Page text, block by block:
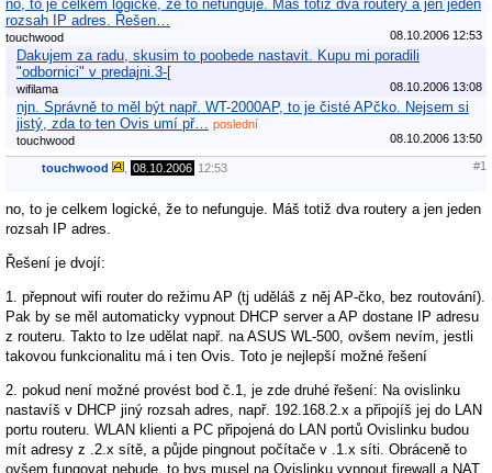
no, to je celkem logické, že to nefunguje. Máš totiž dva routery a jen jeden
rozsah IP adres. Řešen…
touchwood 08.10.2006 12:53
Dakujem za radu, skusim to poobede nastavit. Kupu mi poradili
"odbornici" v predajni.3-[
wifilama 08.10.2006 13:08
njn. Správně to měl být např. WT-2000AP, to je čisté APčko. Nejsem si
jistý, zda to ten Ovis umí př…
poslední
touchwood
08.10.2006 13:50
touchwood 08.10.2006 12:53 #1
no, to je celkem logické, že to nefunguje. Máš totiž dva routery a jen jeden
rozsah IP adres.
Řešení je dvojí:
1. přepnout wifi router do režimu AP (tj uděláš z něj AP-čko, bez routování).
Pak by se měl automaticky vypnout DHCP server a AP dostane IP adresu
z routeru. Takto to lze udělat např. na ASUS WL-500, ovšem nevím, jestli
takovou funkcionalitu má i ten Ovis. Toto je nejlepší možné řešení
2. pokud není možné provést bod č.1, je zde druhé řešení: Na ovislinku
nastavíš v DHCP jiný rozsah adres, např. 192.168.2.x a připojíš jej do LAN
portu routeru. WLAN klienti a PC připojená do LAN portů Ovislinku budou
mít adresy z .2.x sítě, a půjde pingnout počítače v .1.x síti. Obráceně to
ovšem fungovat nebude, to bys musel na Ovislinku vypnout firewall a NAT